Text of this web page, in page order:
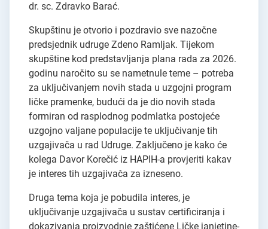
dr. sc. Zdravko Barać.
Skupštinu je otvorio i pozdravio sve nazočne
predsjednik udruge Zdeno Ramljak. Tijekom
skupštine kod predstavljanja plana rada za 2026.
godinu naročito su se nametnule teme – potreba
za uključivanjem novih stada u uzgojni program
ličke pramenke, budući da je dio novih stada
formiran od rasplodnog podmlatka postojeće
uzgojno valjane populacije te uključivanje tih
uzgajivača u rad Udruge. Zaključeno je kako će
kolega Davor Korečić iz HAPIH-a provjeriti kakav
je interes tih uzgajivača za izneseno.
Druga tema koja je pobudila interes, je
uključivanje uzgajivača u sustav certificiranja i
dokazivanja proizvodnje zaštićene Ličke janjetine-